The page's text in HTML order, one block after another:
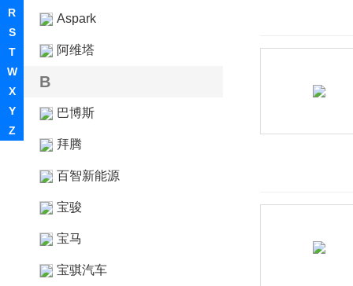
R
S
T
W
X
Y
Z
Aspark
阿维塔
B
巴博斯
拜腾
百智新能源
宝骏
宝马
宝骐汽车